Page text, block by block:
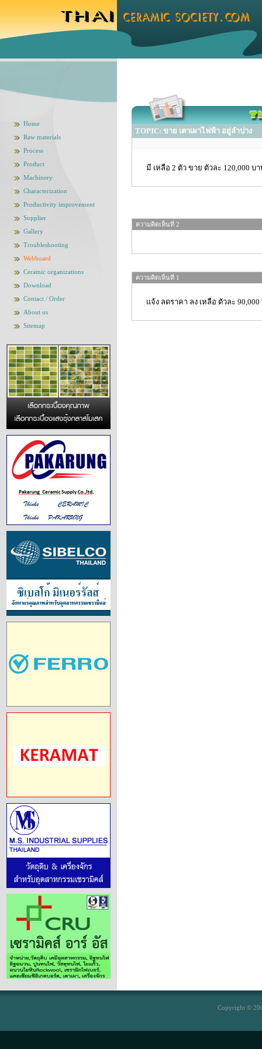
Home
Raw materials
Process
Product
Machinery
Characterization
Productivity improvement
Supplier
Gallery
Troubleshooting
Webboard
Ceramic organizations
Download
Contact / Order
About us
Sitemap
TOPIC: ขาย เตาเผาไฟฟ้า อยู่ลำปาง
มี เหลือ 2 ตัว ขาย ตัวละ 120,000 บ
ความคิดเห็นที่ 2
ความคิดเห็นที่ 1
แจ้ง ลดราคา ลง เหลือ ตัวละ
Copyright ©